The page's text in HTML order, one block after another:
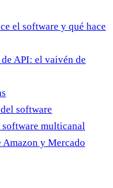
el software y qué hace
API: el vaivén de
software
multicanal
y Mercado